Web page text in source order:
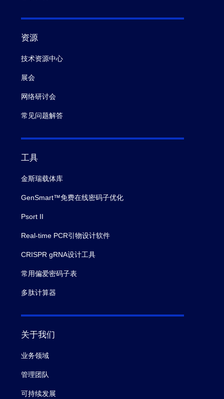
资源
技术资源中心
展会
网络研讨会
常见问题解答
工具
金斯瑞载体库
GenSmart™免费在线密码子优化
Psort II
Real-time PCR引物设计软件
CRISPR gRNA设计工具
常用偏爱密码子表
多肽计算器
关于我们
业务领域
管理团队
可持续发展